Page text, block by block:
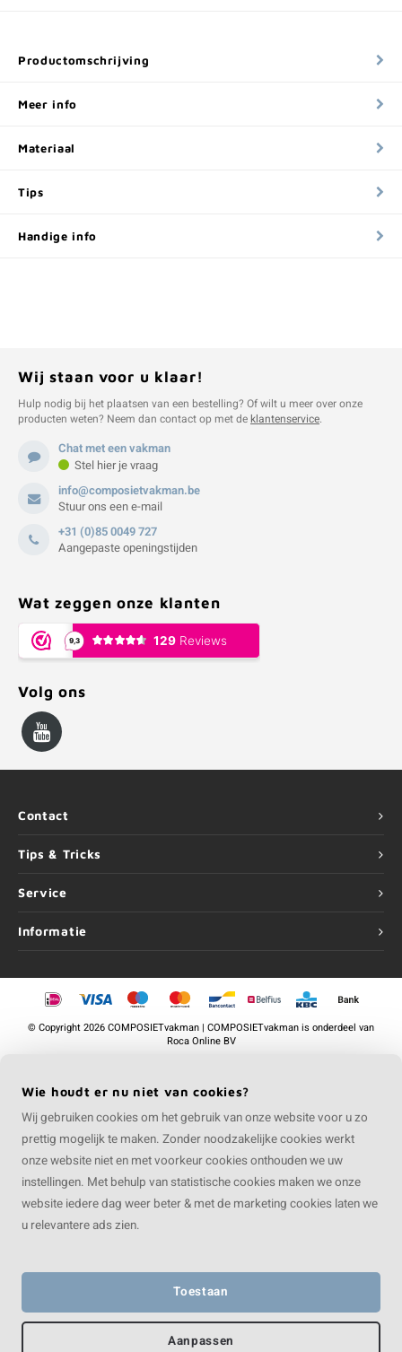
Productomschrijving
Meer info
Materiaal
Tips
Handige info
Wij staan voor u klaar!
Hulp nodig bij het plaatsen van een bestelling? Of wilt u meer over onze
producten weten? Neem dan contact op met deklantenservice.
Chat met een vakman
Stel hier je vraag
info@composietvakman.be
Stuur ons een e-mail
+31 (0)85 0049 727
Aangepaste openingstijden
Wat zeggen onze klanten
Volg ons
Contact
Tips & Tricks
Service
Informatie
©Copyright2026 COMPOSIETvakman | COMPOSIETvakman is onderdeel van
Roca Online BV
Wie houdt er nu niet van cookies?
Wij gebruiken cookies om het gebruik van onze website voor u zo
prettig mogelijk te maken. Zonder noodzakelijke cookies werkt
onze website niet en met voorkeur cookies onthouden we uw
instellingen. Met behulp van statistische cookies maken we onze
website iedere dag weer beter & met de marketing cookies laten we
u relevantere ads zien.
Toestaan
Aanpassen